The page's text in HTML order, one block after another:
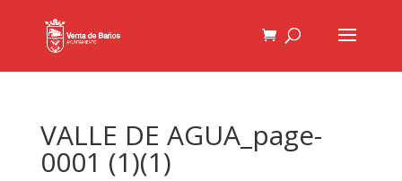
VALLE DE AGUA_page-
0001 (1)(1)